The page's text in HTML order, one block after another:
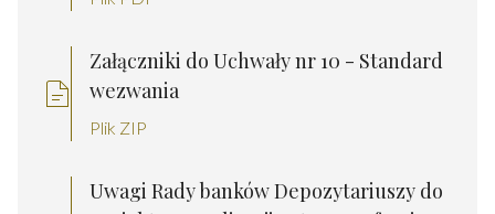
Załączniki do Uchwały nr 10 - Standard
wezwania
Plik ZIP
Uwagi Rady banków Depozytariuszy do